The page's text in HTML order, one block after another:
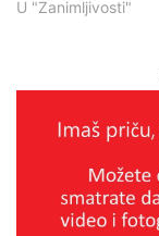
U "Zanimljivosti"